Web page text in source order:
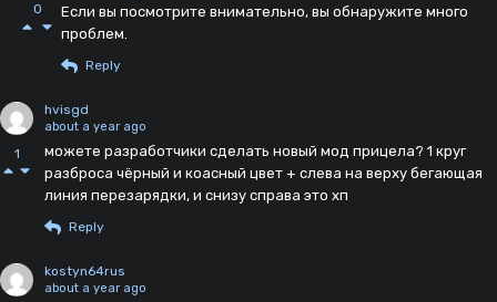
0
Если вы посмотрите внимательно, вы обнаружите много
проблем.
Reply
1
hvisgd
about a year ago
можете разработчики сделать новый мод прицела? 1 круг
разброса чëрный и коасный цвет + слева на верху бегающая
линия перезарядки, и снизу справа это хп
Reply
kostyn64rus
about a year ago